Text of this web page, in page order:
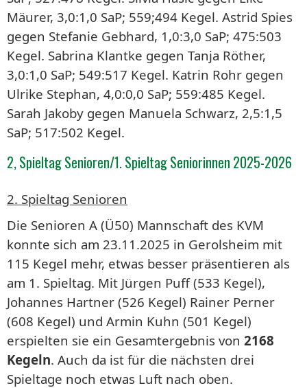
Mäurer, 3,0:1,0 SaP; 559;494 Kegel. Astrid Spies
gegen Stefanie Gebhard, 1,0:3,0 SaP; 475:503
Kegel. Sabrina Klantke gegen Tanja Röther,
3,0:1,0 SaP; 549:517 Kegel. Katrin Rohr gegen
Ulrike Stephan, 4,0:0,0 SaP; 559:485 Kegel.
Sarah Jakoby gegen Manuela Schwarz, 2,5:1,5
SaP; 517:502 Kegel.
2, Spieltag Senioren/1. Spieltag Seniorinnen 2025-2026
2. Spieltag Senioren
Die Senioren A (Ü50) Mannschaft des KVM
konnte sich am 23.11.2025 in Gerolsheim mit
115 Kegel mehr, etwas besser präsentieren als
am 1. Spieltag. Mit Jürgen Puff (533 Kegel),
Johannes Hartner (526 Kegel) Rainer Perner
(608 Kegel) und Armin Kuhn (501 Kegel)
erspielten sie ein Gesamtergebnis von 2168
Kegeln. Auch da ist für die nächsten drei
Spieltage noch etwas Luft nach oben.